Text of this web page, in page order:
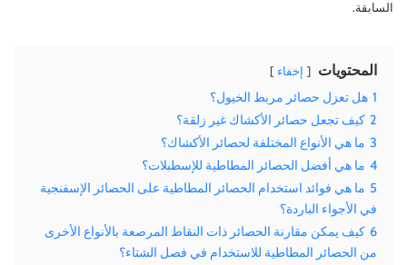
السابقة.
المحتويات إخفاء
1 هل تعزل حصائر مربط الخيول؟
2 كيف تجعل حصائر الأكشاك غير زلقة؟
3 ما هي الأنواع المختلفة لحصائر الأكشاك؟
4 ما هي أفضل الحصائر المطاطية للإسطبلات؟
5 ما هي فوائد استخدام الحصائر المطاطية على الحصائر الإسفنجية
في الأجواء الباردة؟
6 كيف يمكن مقارنة الحصائر ذات النقاط المرصعة بالأنواع الأخرى
من الحصائر المطاطية للاستخدام في فصل الشتاء؟